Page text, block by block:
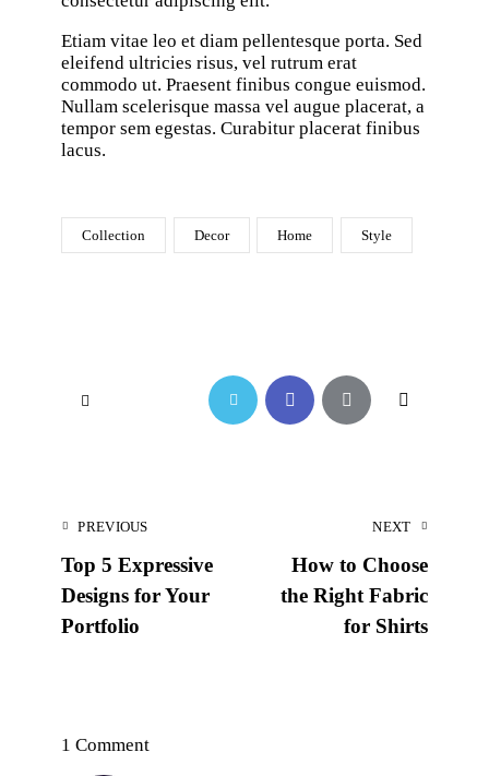
Etiam vitae leo et diam pellentesque porta. Sed
eleifend ultricies risus, vel rutrum erat
commodo ut. Praesent finibus congue euismod.
Nullam scelerisque massa vel augue placerat, a
tempor sem egestas. Curabitur placerat finibus
lacus.
Collection Decor Home Style
PREVIOUS
Top 5 Expressive
Designs for Your
Portfolio
NEXT
How to Choose
the Right Fabric
for Shirts
1 Comment